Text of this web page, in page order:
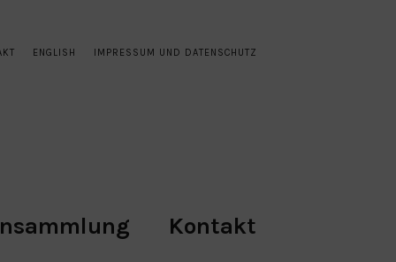
ENGLISH IMPRESSUM UND DATENSCHUTZ
Kontakt